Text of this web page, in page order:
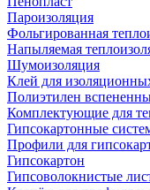
Пароизоляция
Фольгированная
Напыляемая
Шумоизоляция
Клей для
Полиэтилен
Комплектующие для
Гипсокартонные
Профили для
Гипсокартон
Гипсоволокнистые